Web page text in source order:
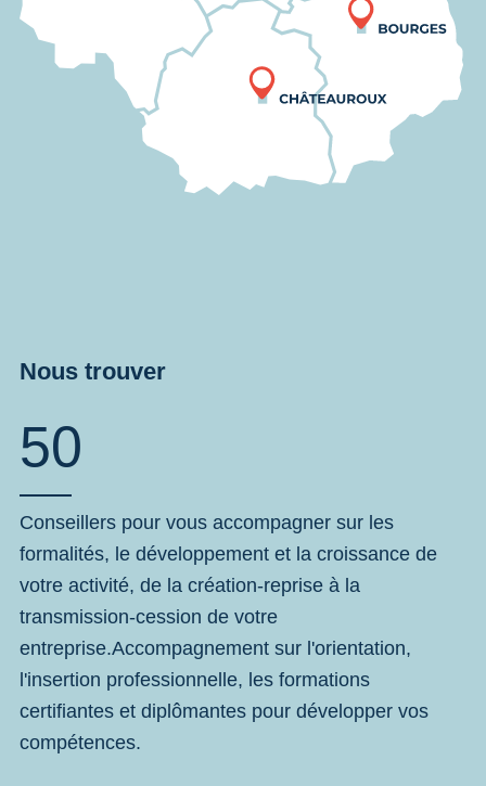
Nous trouver
50
Conseillers pour vous accompagner sur les
formalités, le développement et la croissance de
votre activité, de la création-reprise à la
transmission-cession de votre
entreprise.Accompagnement sur l'orientation,
l'insertion professionnelle, les formations
certifiantes et diplômantes pour développer vos
compétences.